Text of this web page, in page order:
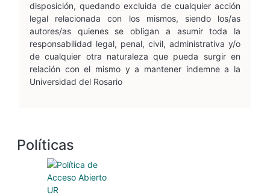
disposición, quedando excluida de cualquier acción
legal relacionada con los mismos, siendo los/as
autores/as quienes se obligan a asumir toda la
responsabilidad legal, penal, civil, administrativa y/o
de cualquier otra naturaleza que pueda surgir en
relación con el mismo y a mantener indemne a la
Universidad del Rosario
Políticas